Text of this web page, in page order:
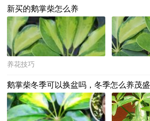
新买的鹅掌柴怎么养
养花技巧
鹅掌柴冬季可以换盆吗，冬季怎么养茂盛